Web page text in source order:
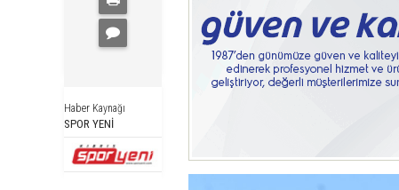
Haber Kaynağı
SPOR YENİ